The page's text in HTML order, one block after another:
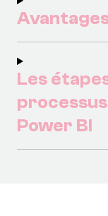
Les
Power BI